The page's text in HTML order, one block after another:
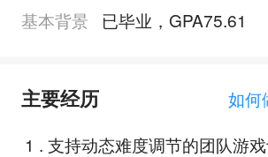
基本背景
已毕业，GPA75.61
主要经历
如何
1 . 支持动态难度调节的团队游